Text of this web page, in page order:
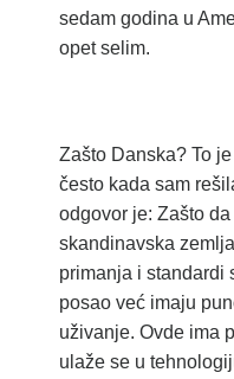
sedam godina u
opet selim.
Zašto Danska? To
često kada sam
odgovor je: Zašto
skandinavska
primanja i standardi
posao već imaju
uživanje. Ovde ima
ulaže se u